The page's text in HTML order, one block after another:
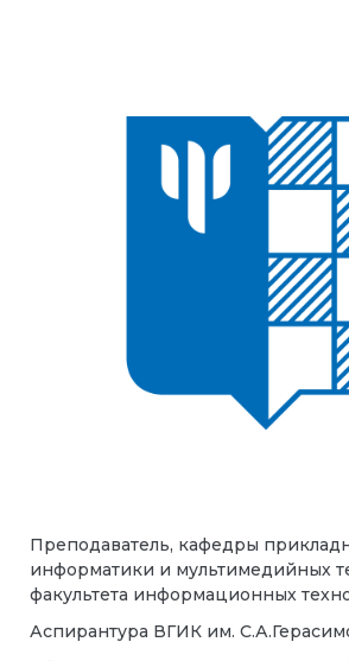
Преподаватель, кафедры
информатики и мультимедийных
факультета информационных
Аспирантура ВГИК им.